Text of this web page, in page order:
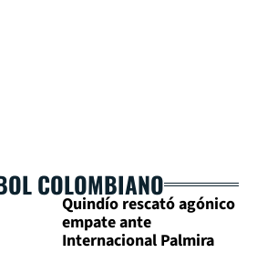
COLOMBIANO
Quindío rescató agónico
empate ante
Internacional Palmira